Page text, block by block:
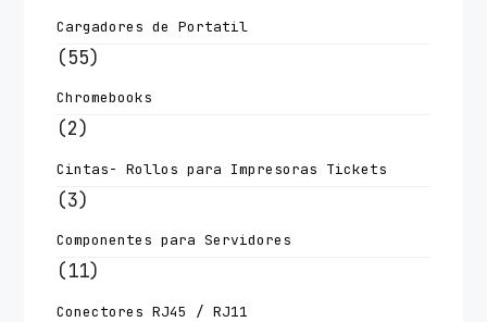
Cargadores de Portatil
(55)
Chromebooks
(2)
Cintas- Rollos para Impresoras Tickets
(3)
Componentes para Servidores
(11)
Conectores RJ45 / RJ11